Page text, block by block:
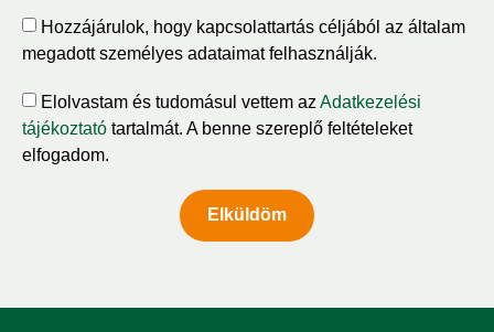
Hozzájárulok, hogy kapcsolattartás céljából az általam
megadott személyes adataimat felhasználják.
Elolvastam és tudomásul vettem az Adatkezelési
tájékoztató tartalmát. A benne szereplő feltételeket
elfogadom.
Elküldöm